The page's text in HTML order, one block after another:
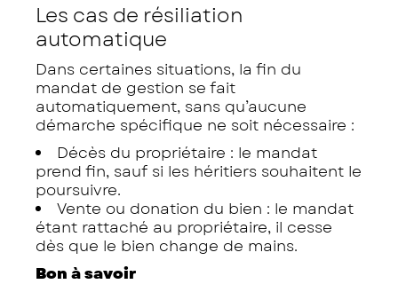
Les cas de résiliation
automatique
Dans certaines situations, la fin du
mandat de gestion se fait
automatiquement, sans qu’aucune
démarche spécifique ne soit nécessaire :
Décès du propriétaire : le mandat
prend fin, sauf si les héritiers souhaitent le
poursuivre.
Vente ou donation du bien : le mandat
étant rattaché au propriétaire, il cesse
dès que le bien change de mains.
Bon à savoir